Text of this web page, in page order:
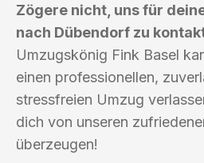
Zögere nicht, uns für
nach Dübendorf zu
Umzugskönig Fink Basel
einen professionellen,
stressfreien Umzug
dich von unseren
überzeugen!